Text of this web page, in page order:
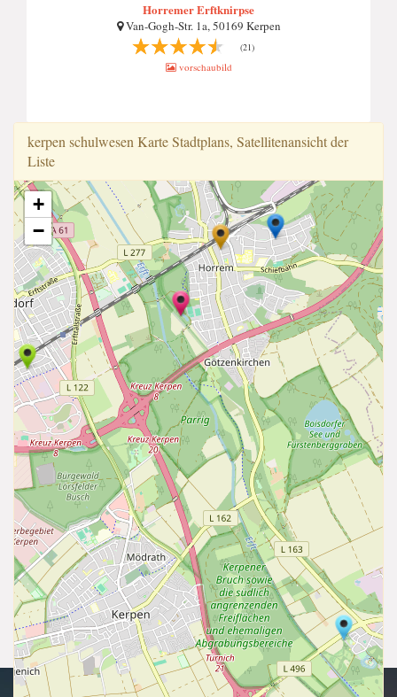
Horremer Erftknirpse
Van-Gogh-Str. 1a, 50169 Kerpen
(21)
vorschaubild
kerpen schulwesen Karte Stadtplans, Satellitenansicht der
Liste
+
−